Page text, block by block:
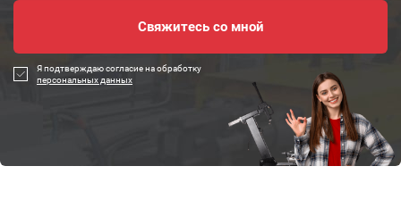
Я подтверждаю согласие на обработку
персональных данных